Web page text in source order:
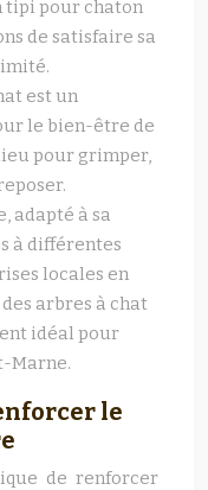
tipi pour chaton
de satisfaire sa
est un
le bien-être de
pour grimper,
adapté à sa
à différentes
locales en
arbres à chat
idéal pour
Marne.
le
de renforcer